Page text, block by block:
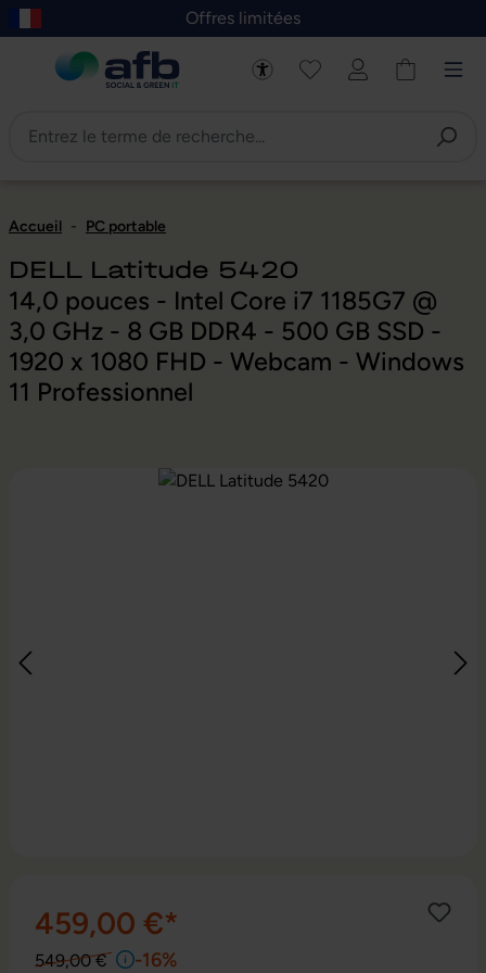
au contenu principal
Skip to B2B platform navigation
Offres limitées
Accueil - PC portable
DELL Latitude 5420
14,0 pouces - Intel Core i7 1185G7 @
3,0 GHz - 8 GB DDR4 - 500 GB SSD -
1920 x 1080 FHD - Webcam - Windows
11 Professionnel
Ignorer la galerie d'images
459,00 €*
549,00 € -16%